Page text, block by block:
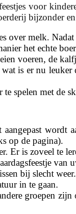
voor
bijzonder
over melk.
het echte
voeren, de
is er nu
spelen met de
aangepast
op de pagina).
Er is zoveel te
bij slecht weer.
in te gaan.
groepen